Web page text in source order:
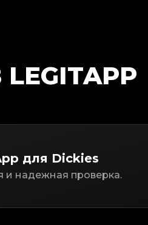
для Dickies
и надежная проверка.